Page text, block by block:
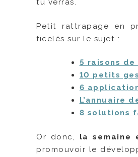
tu verras.
Petit rattrapage en
ficelés sur le sujet :
5 raisons
10 petits
6
L’annuaire
8 solutions
Or donc, la semaine
promouvoir le